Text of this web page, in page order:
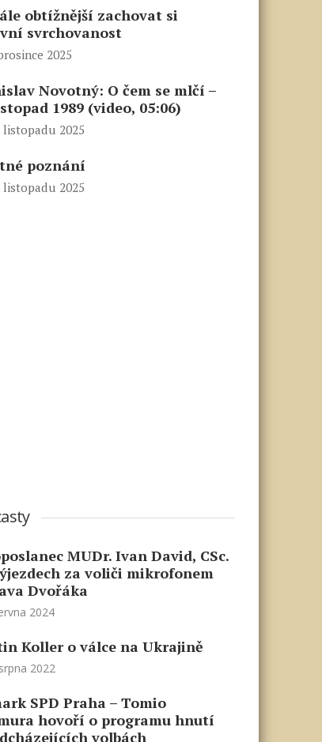
obtížnější zachovat si
svrchovanost
2025
Novotný: O čem se mlčí –
1989 (video, 05:06)
listopadu 2025
poznání
listopadu 2025
MUDr. Ivan David, CSc.
za voliči mikrofonem
Dvořáka
2024
Koller o válce na Ukrajině
2022
SPD Praha – Tomio
hovoří o programu hnutí
volbách